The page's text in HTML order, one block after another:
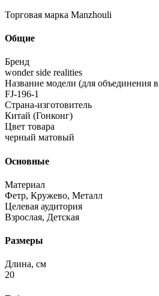
Торговая марка Manzhouli
Общие
Бренд
wonder side realities
Название модели (для объединения
FJ-196-1
Страна-изготовитель
Китай (Гонконг)
Цвет товара
черный матовый
Основные
Материал
Фетр, Кружево, Металл
Целевая аудитория
Взрослая, Детская
Размеры
Длина, см
20